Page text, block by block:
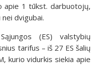
apie 1 tūkst. darbuotojų,
dvigubai.
(ES) valstybių
tarifus – iš 27 ES šalių
kurio vidurkis siekia apie